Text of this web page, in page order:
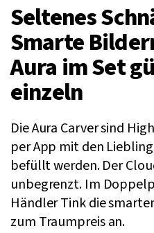
Seltenes
Smarte
Aura im Set
einzeln
Die Aura Carver sind
per App mit den
befüllt werden. Der
unbegrenzt. Im
Händler Tink die
zum Traumpreis an.